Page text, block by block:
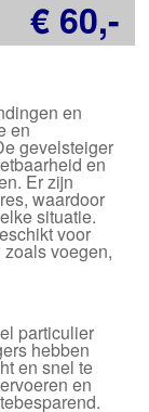
€ 60,-
en
en
gevelsteiger
en
Er zijn
waardoor
situatie.
voor
voegen,
particulier
hebben
en snel te
en